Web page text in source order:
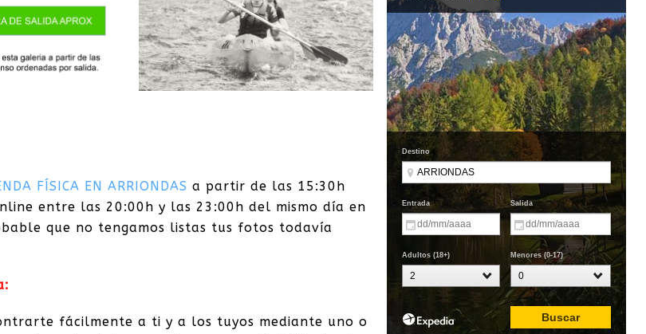
FÍSICA EN ARRIONDAS a partir de las 15:30h
entre las 20:00h y las 23:00h del mismo día en
que no tengamos listas tus fotos todavía
fácilmente a ti y a los tuyos mediante uno o